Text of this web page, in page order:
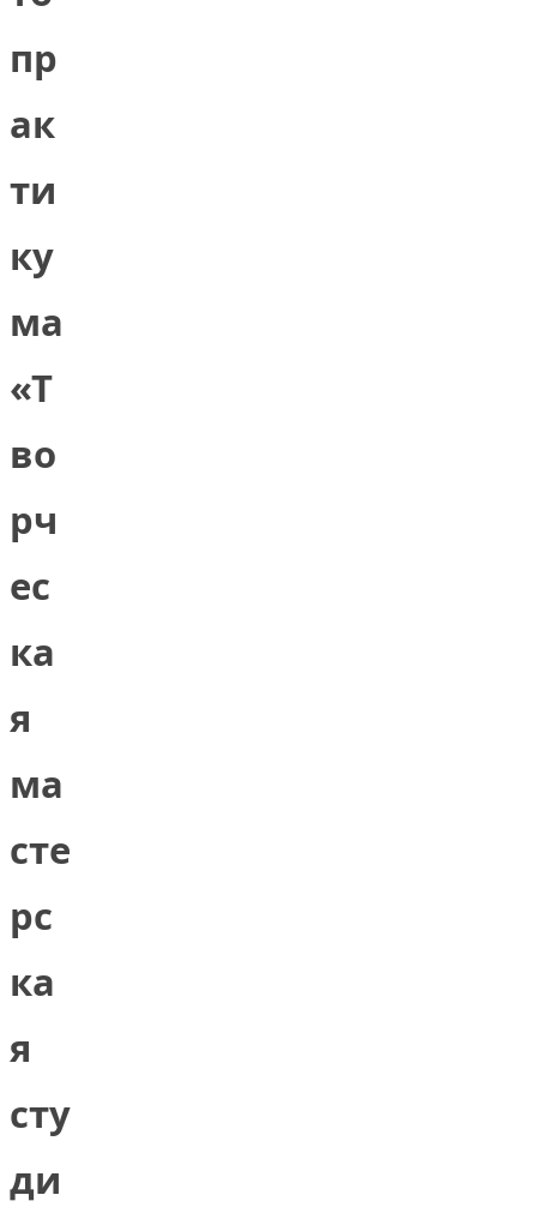
пр
ак
ти
ку
ма
«Т
во
рч
ес
ка
я
ма
сте
рс
ка
я
сту
ди